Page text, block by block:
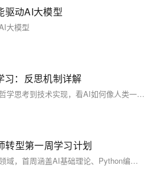
驱动AI大模型
大模型
习：反思机制详解
探索AI智能体的反思能力：从哲学思考到技术实现，看AI如何像人类一样从错误中学习和成长。通过轻松有趣的方式，深入了解Reflexion和ReAct等前沿框架，掌握让AI更智能的核心秘密。
转型第一周学习计划
本计划帮助开发者快速入门AI领域，首周涵盖AI基础理论、Python编程及PyTorch实战。前两天学习机器学习、深度学习与Transformer核心概念，掌握LLM工作原理。第三至四天快速掌握Python语法与Jupyter使用，完成基础编程任务。第五至七天学习PyTorch，动手训练MNIST手写识别模型，理解Tensor操作与神经网络构建。